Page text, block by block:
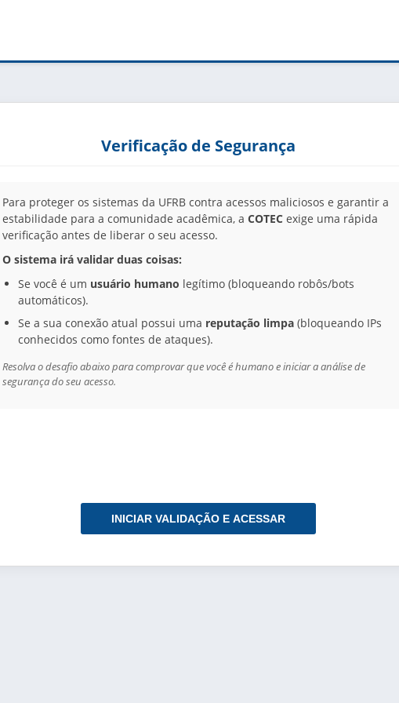
Verificação de Segurança
Para proteger os sistemas da UFRB contra acessos maliciosos e garantir a
estabilidade para a comunidade acadêmica, a COTEC exige uma rápida
verificação antes de liberar o seu acesso.
O sistema irá validar duas coisas:
Se você é um usuário humano legítimo (bloqueando robôs/bots
automáticos).
Se a sua conexão atual possui uma reputação limpa (bloqueando IPs
conhecidos como fontes de ataques).
Resolva o desafio abaixo para comprovar que você é humano e iniciar a análise de
segurança do seu acesso.
INICIAR VALIDAÇÃO E ACESSAR